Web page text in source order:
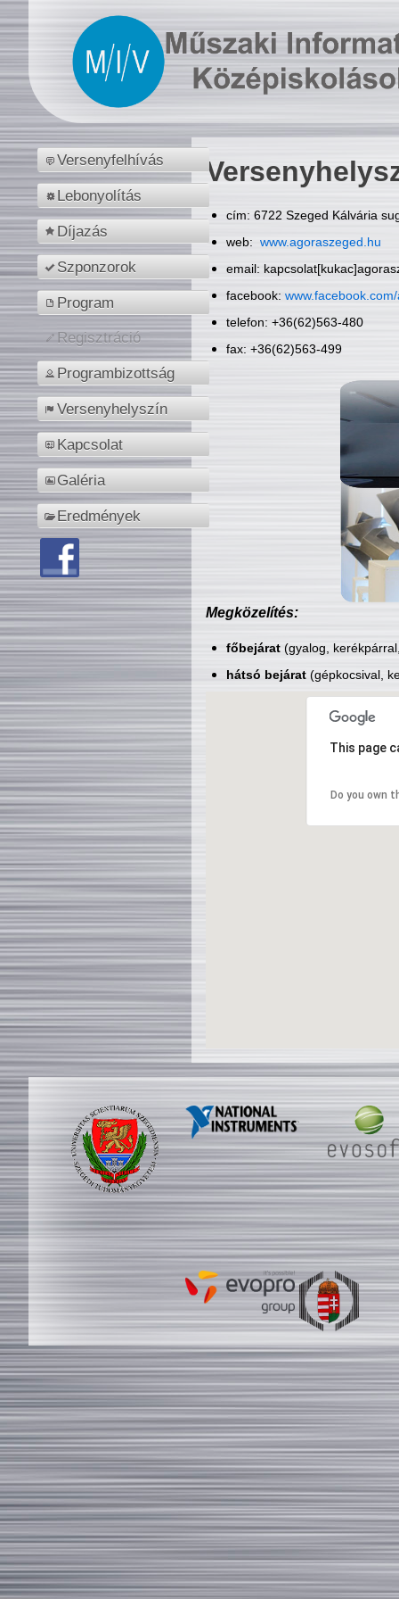
Versenyfelhívás
Lebonyolítás
Díjazás
Szponzorok
Program
Regisztráció
Programbizottság
Versenyhelyszín
Kapcsolat
Galéria
Eredmények
cím: 6722 Szeged Kálvária
web: www.agoraszeged.hu
email:
facebook:
telefon: +36(62)563-480
fax: +36(62)563-499
Megközelítés:
főbejárat(gyalog,
hátsó bejárat(gépkocsival,
This page
Do you own